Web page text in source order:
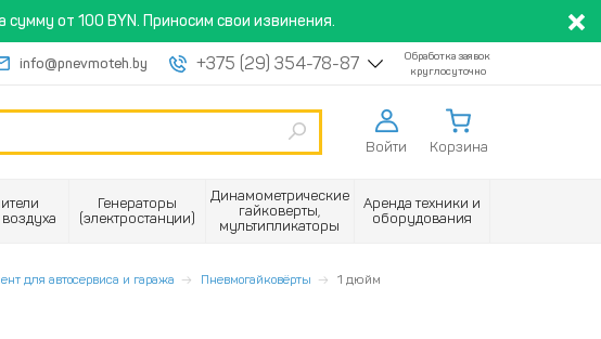
от 100 BYN. Приносим свои извинения.
info@pnevmoteh.by +375 (29) 354-78-87
Обработка заявок
круглосуточно
Войти Корзина
Генераторы
(электростанции)
Динамометрические
гайковерты,
мультипликаторы
Аренда техники и
оборудования
для автосервиса и гаража Пневмогайковёрты 1 дюйм